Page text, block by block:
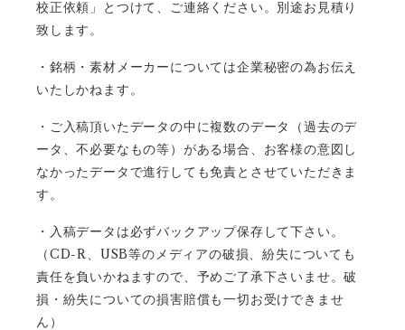
校正依頼」とつけて、ご連絡ください。別途お見積り
致します。
・銘柄・素材メーカーについては企業秘密の為お伝え
いたしかねます。
・ご入稿頂いたデータの中に複数のデータ（過去のデ
ータ、不必要なもの等）がある場合、お客様の意図し
なかったデータで進行しても免責とさせていただきま
す。
・入稿データは必ずバックアップ保存して下さい。
（ CD-R、 USB等のメディアの破損、紛失についても
責任を負いかねますので、予めご了承下さいませ。破
損・紛失についての損害賠償も一切お受けできませ
ん）